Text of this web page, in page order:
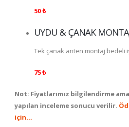
50 ₺
UYDU & ÇANAK
Tek çanak anten montaj bedeli
75 ₺
Not: Fiyatlarımız bilgilendirme
yapılan inceleme sonucu verilir.
için…